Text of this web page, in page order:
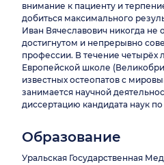
внимание к пациенту и
добиться максимального
Иван Вячеславович никогда не
достигнутом и непрерывно
профессии. В течение четырёх
Европейской школе
известных остеопатов с
занимается научной
диссертацию кандидата наук
лечения». Опубликовал 14
патента РФ.
Образование
Уральская Государственная